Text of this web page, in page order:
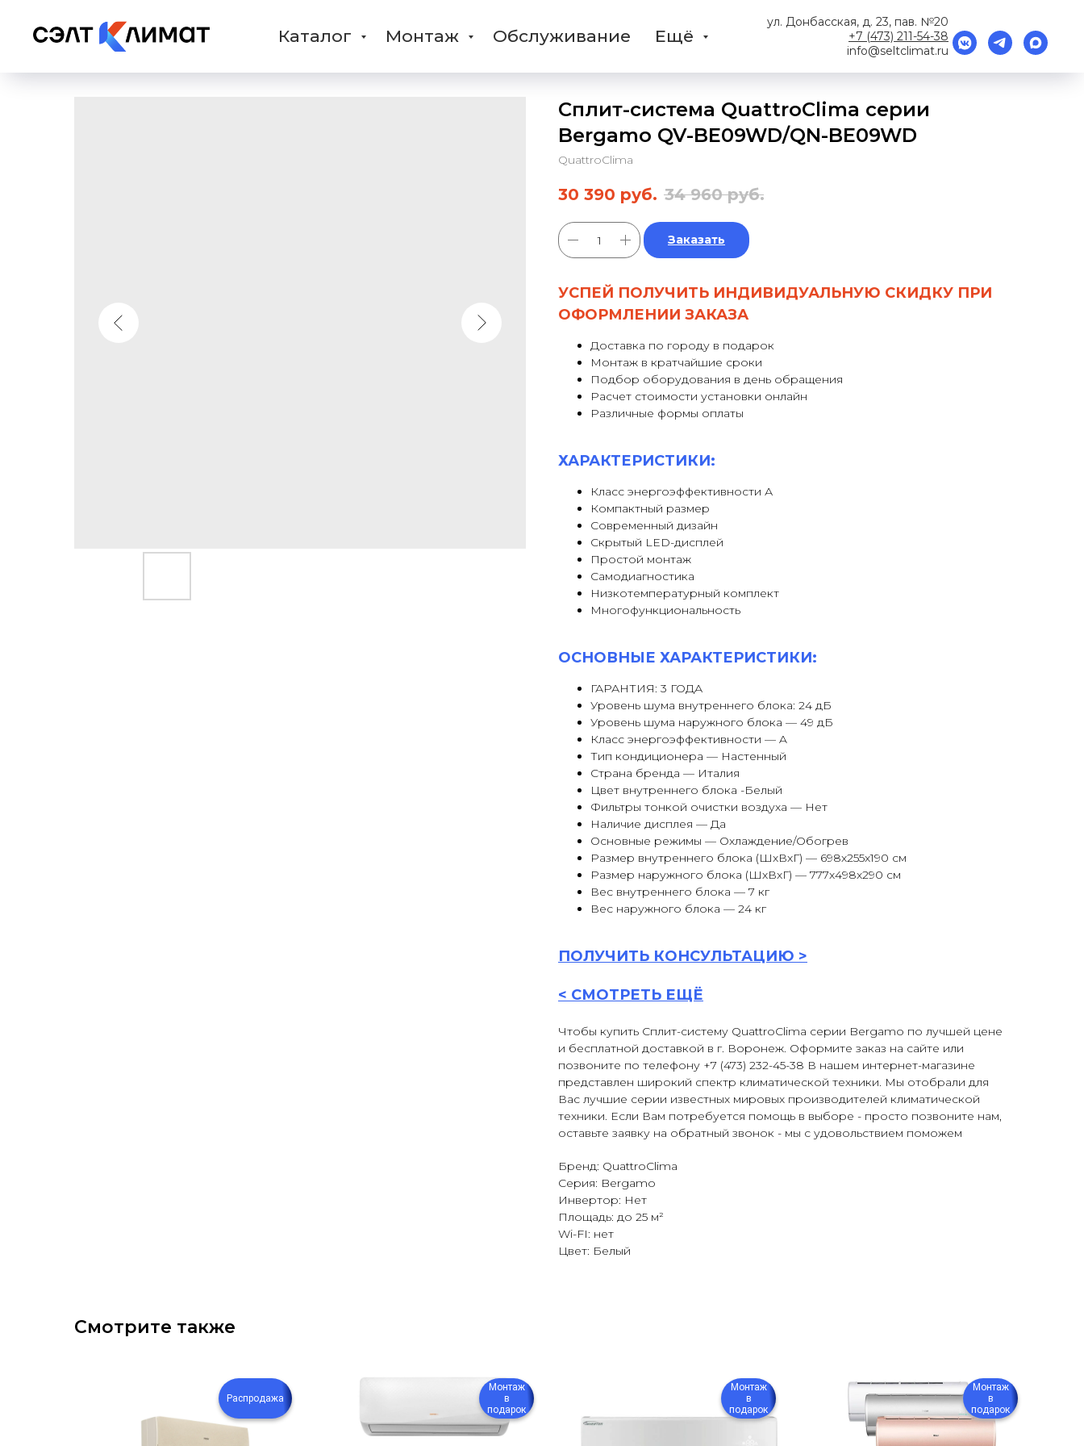
Каталог Монтаж Обслуживание Ещё
ул. Донбасская, д. 23, пав. №20
+7 (473) 211-54-38
info@seltclimat.ru
Сплит-система QuattroClima серии
Bergamo QV-BE09WD/QN-BE09WD
QuattroClima
30 390 руб. 34 960 руб.
Заказать
УСПЕЙ ПОЛУЧИТЬ ИНДИВИДУАЛЬНУЮ СКИДКУ ПРИ
ОФОРМЛЕНИИ ЗАКАЗА
Доставка по городу в подарок
Монтаж в кратчайшие сроки
Подбор оборудования в день обращения
Расчет стоимости установки онлайн
Различные формы оплаты
ХАРАКТЕРИСТИКИ:
Класс энергоэффективности А
Компактный размер
Современный дизайн
Скрытый LED-дисплей
Простой монтаж
Самодиагностика
Низкотемпературный комплект
Многофункциональность
ОСНОВНЫЕ ХАРАКТЕРИСТИКИ:
ГАРАНТИЯ: 3 ГОДА
Уровень шума внутреннего блока: 24 дБ
Уровень шума наружного блока — 49 дБ
Класс энергоэффективности — A
Тип кондиционера — Настенный
Страна бренда — Италия
Цвет внутреннего блока -Белый
Фильтры тонкой очистки воздуха — Нет
Наличие дисплея — Да
Основные режимы — Охлаждение/Обогрев
Размер внутреннего блока (ШxВxГ) — 698x255x190 см
Размер наружного блока (ШxВxГ) — 777x498x290 см
Вес внутреннего блока — 7 кг
Вес наружного блока — 24 кг
ПОЛУЧИТЬ КОНСУЛЬТАЦИЮ >
< СМОТРЕТЬ ЕЩЁ
Чтобы купить Сплит-систему QuattroClima серии Bergamo по лучшей цене
и бесплатной доставкой в г. Воронеж. Оформите заказ на сайте или
позвоните по телефону +7 (473) 232-45-38 В нашем интернет-магазине
представлен широкий спектр климатической техники. Мы отобрали для
Вас лучшие серии известных мировых производителей климатической
техники. Если Вам потребуется помощь в выборе - просто позвоните нам,
оставьте заявку на обратный звонок - мы с удовольствием поможем
Бренд: QuattroClima
Серия: Bergamo
Инвертор: Нет
Площадь: до 25 м²
Wi-FI: нет
Цвет: Белый
Смотрите также
Распродажа
Монтаж
в
подарок
Монтаж
в
подарок
Монтаж
в
подарок